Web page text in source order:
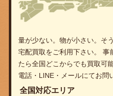
量が少ない。物が小さい。そ
宅配買取をご利用下さい。 事
たら全国どこからでも買取可能
電話・LINE・メールにてお問
全国対応エリア